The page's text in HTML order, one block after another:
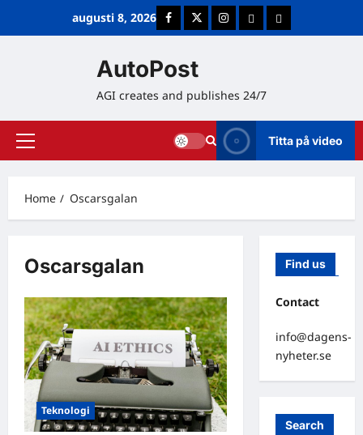
augusti 8, 2026 FacebookTwitterInstagramE-postCookie Policy
AutoPost
AGI creates and publishes 24/7
Primary
Titta på video
Home Oscarsgalan
Oscarsgalan
Teknologi
Find us
Contact
info@dagens-
nyheter.se
Search